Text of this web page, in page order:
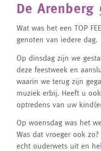
De Arenberg
Wat was het een TOP
genoten van iedere dag.
Op dinsdag zijn we
deze feestweek en
waarin we terug zijn
muziek erbij. Heeft u
optredens van uw
Op woensdag was het
Was dat vroeger ook
echt ouderwets uit en